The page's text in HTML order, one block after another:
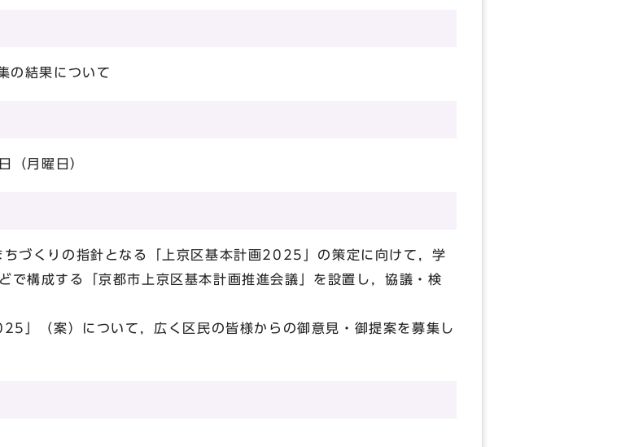
の結果について
（月曜日）
づくりの指針となる「上京区基本計画2025」の策定に向けて，学
で構成する「京都市上京区基本計画推進会議」を設置し，協議・検
」（案）について，広く区民の皆様からの御意見・御提案を募集し